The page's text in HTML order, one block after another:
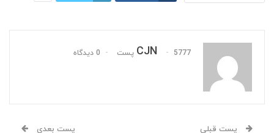
CJN 5777 پست 0 دیدگاه
پست قبلی پست بعدی